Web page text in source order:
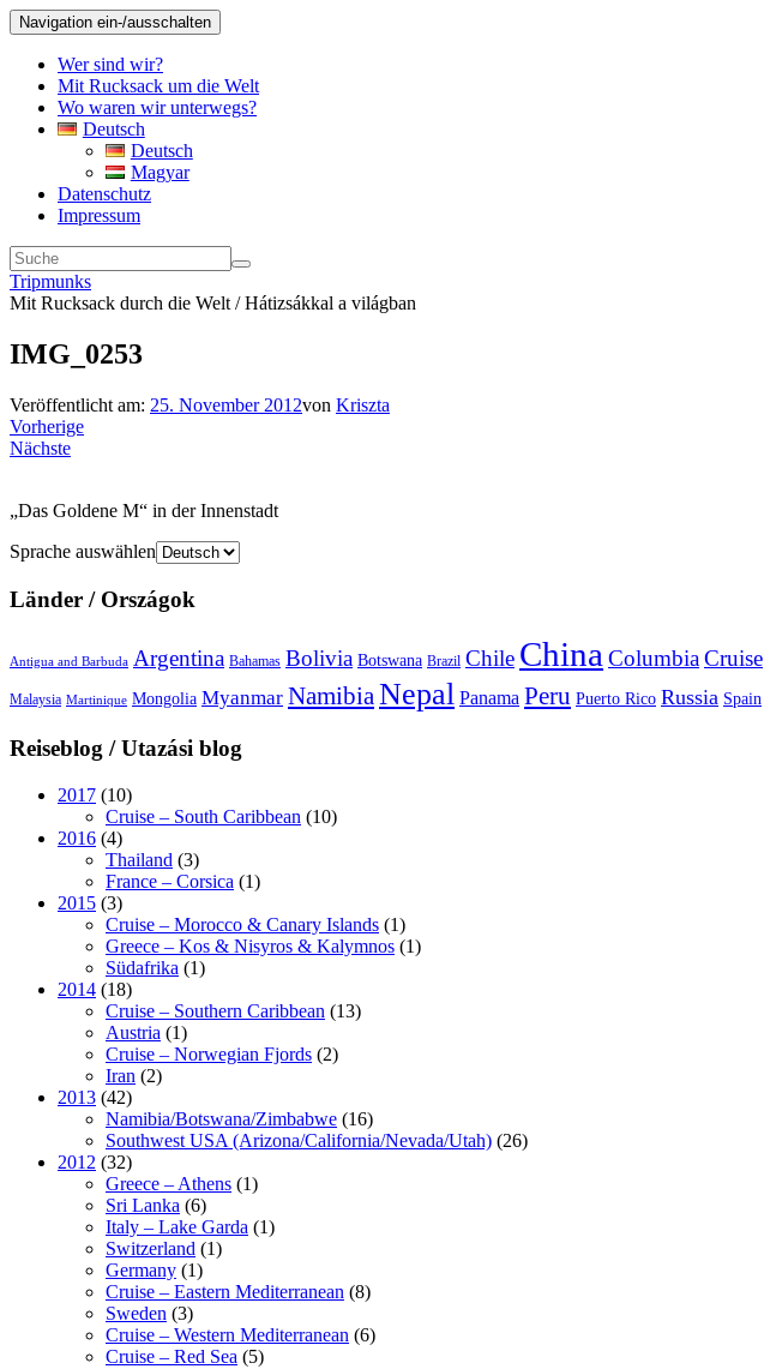
Navigation ein-/ausschalten
Wer sind wir?
Mit Rucksack um die Welt
Wo waren wir unterwegs?
Deutsch
Deutsch
Magyar
Datenschutz
Impressum
Tripmunks
Mit Rucksack durch die Welt / Hátizsákkal a világban
IMG_0253
Veröffentlicht am: 25. November 2012von Kriszta
Vorherige
Nächste
„Das Goldene M“ in der Innenstadt
Sprache auswählen
Länder / Országok
Antigua and Barbuda Argentina Bahamas Bolivia Botswana Brazil Chile China ColumbiaCruise
Malaysia Martinique Mongolia Myanmar NamibiaNepal Panama Peru Puerto Rico Russia Spain
Reiseblog / Utazási blog
2017 (10)
Cruise – South Caribbean (10)
2016 (4)
Thailand (3)
France – Corsica (1)
2015 (3)
Cruise – Morocco & Canary Islands (1)
Greece – Kos & Nisyros & Kalymnos (1)
Südafrika (1)
2014 (18)
Cruise – Southern Caribbean (13)
Austria (1)
Cruise – Norwegian Fjords (2)
Iran (2)
2013 (42)
Namibia/Botswana/Zimbabwe (16)
Southwest USA (Arizona/California/Nevada/Utah) (26)
2012 (32)
Greece – Athens (1)
Sri Lanka (6)
Italy – Lake Garda (1)
Switzerland (1)
Germany (1)
Cruise – Eastern Mediterranean (8)
Sweden (3)
Cruise – Western Mediterranean (6)
Cruise – Red Sea (5)